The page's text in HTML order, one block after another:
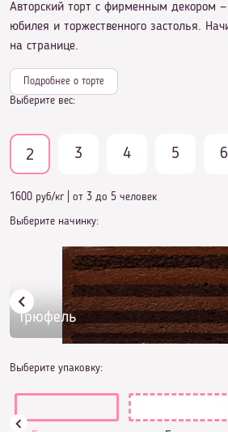
Авторский торт с фирменным декором
юбилея и торжественного застолья.
на странице.
Подробнее о торте
Выберите вес:
2 3 4 5 6
1600 руб/кг от 3 до 5 человек
Выберите начинку:
Трюфель
Выберите упаковку: